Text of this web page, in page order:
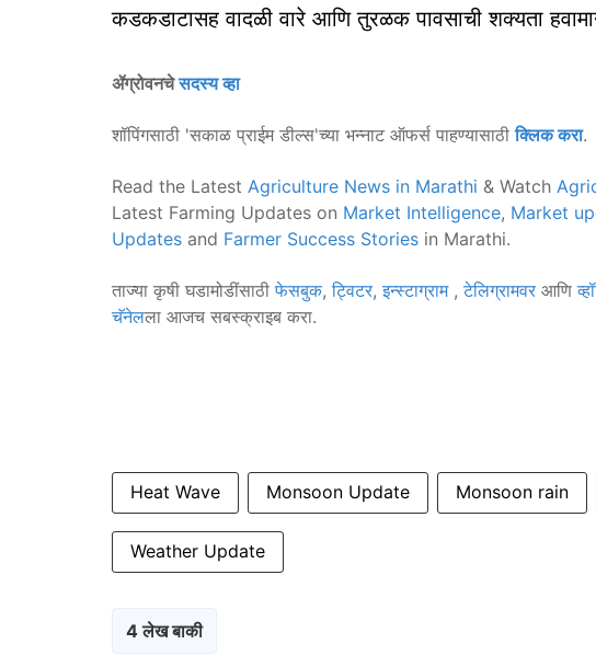
कडकडाटासह वादळी वारे आणि तुरळक पावसाची शक्यता
ॲग्रोवनचेसदस्य व्हा
शॉपिंगसाठी 'सकाळ प्राईम डील्स'च्या भन्नाट ऑफर्स पाहण्यासाठीक्लिक करा.
Read the Latest Agriculture News in Marathi & Watch
Latest Farming Updates on Market Intelligence, Market
Updates and Farmer Success Stories in Marathi.
ताज्या कृषी घडामोडींसाठीफेसबुक,ट्विटर,इन्स्टाग्राम ,टेलिग्रामवर आणि
चॅनेलला आजच सबस्क्राइब करा.
Heat Wave Monsoon Update Monsoon rain
Weather Update
4 लेख बाकी